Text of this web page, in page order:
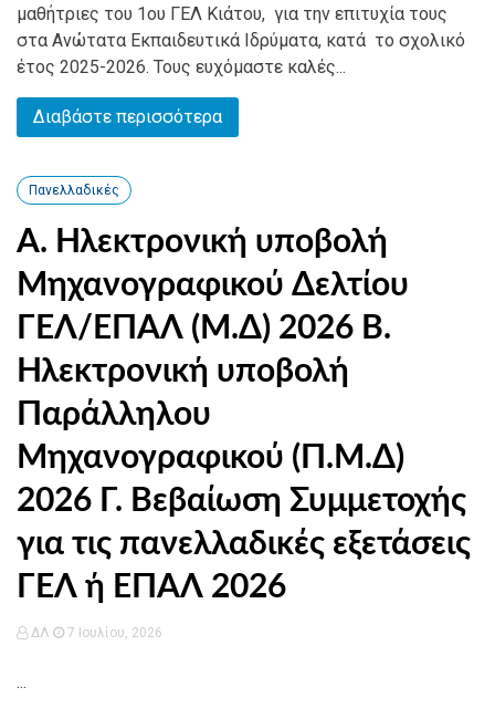
μαθήτριες του 1ου ΓΕΛ Κιάτου, για την επιτυχία τους
στα Ανώτατα Εκπαιδευτικά Ιδρύματα, κατά το σχολικό
έτος 2025-2026. Τους ευχόμαστε καλές...
Διαβάστε περισσότερα
Πανελλαδικές
Α. Ηλεκτρονική υποβολή
Μηχανογραφικού Δελτίου
ΓΕΛ/ΕΠΑΛ (Μ.Δ) 2026 Β.
Ηλεκτρονική υποβολή
Παράλληλου
Μηχανογραφικού (Π.Μ.Δ)
2026 Γ. Βεβαίωση Συμμετοχής
για τις πανελλαδικές εξετάσεις
ΓΕΛ ή ΕΠΑΛ 2026
ΔΛ 7 Ιουλίου, 2026
...